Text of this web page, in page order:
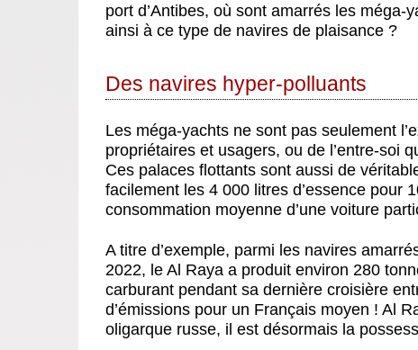
port d’Antibes, où sont amarrés les méga-
ainsi à ce type de navires de plaisance ?
Des navires hyper-polluants
Les méga-yachts ne sont pas seulement
propriétaires et usagers, ou de l’entre-soi
Ces palaces flottants sont aussi de
facilement les 4 000 litres d’essence pour
consommation moyenne d’une voiture
A titre d’exemple, parmi les navires
2022, le Al Raya a produit environ 280
carburant pendant sa dernière croisière
d’émissions pour un Français moyen ! Al
oligarque russe, il est désormais la